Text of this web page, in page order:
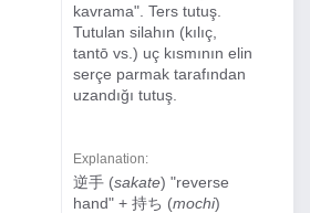
kavrama". Ters tutuş.
Tutulan silahın (kılıç,
tantō vs.) uç kısmının elin
serçe parmak tarafından
uzandığı tutuş.
Explanation:
逆手 (sakate) "reverse
hand" + 持ち (mochi)